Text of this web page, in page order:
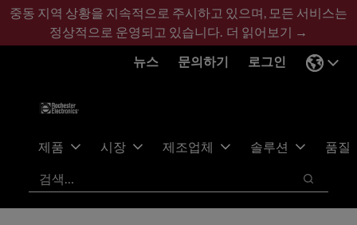
기
콘
바
글
중동 지역 상황을 지속적으로 주시하고 있으며, 모든 서비스는
정상적으로 운영되고 있습니다. 더 읽어보기 →
뉴스
문의하기 로그인
제품 시장 제조업체 솔루션
품질
검색
검색